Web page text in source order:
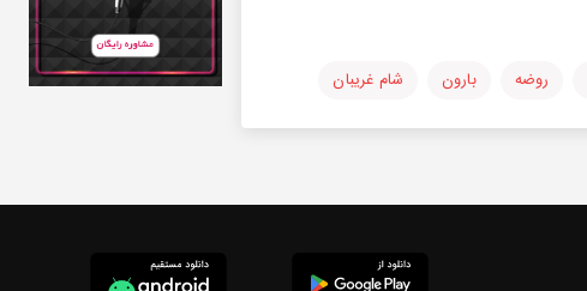
روضه بارون شام غریبان